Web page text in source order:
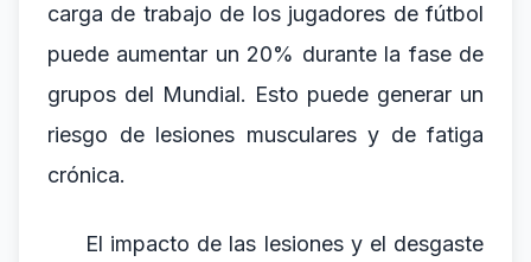
carga de trabajo de los jugadores de fútbol
puede aumentar un 20% durante la fase de
grupos del Mundial. Esto puede generar un
riesgo de lesiones musculares y de fatiga
crónica.
El impacto de las lesiones y el desgaste